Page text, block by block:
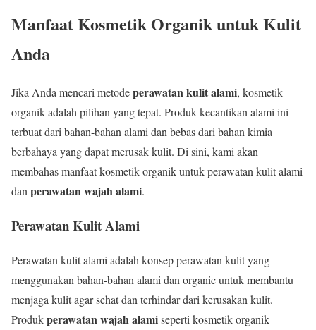
Manfaat Kosmetik Organik untuk Kulit
Anda
Jika Anda mencari metodeperawatan kulit alami, kosmetik
organik adalah pilihan yang tepat. Produk kecantikan alami ini
terbuat dari bahan-bahan alami dan bebas dari bahan kimia
berbahaya yang dapat merusak kulit. Di sini, kami akan
membahas manfaat kosmetik organik untuk perawatan kulit alami
danperawatan wajah alami.
Perawatan Kulit Alami
Perawatan kulit alami adalah konsep perawatan kulit yang
menggunakan bahan-bahan alami dan organic untuk membantu
menjaga kulit agar sehat dan terhindar dari kerusakan kulit.
Produkperawatan wajah alamiseperti kosmetik organik